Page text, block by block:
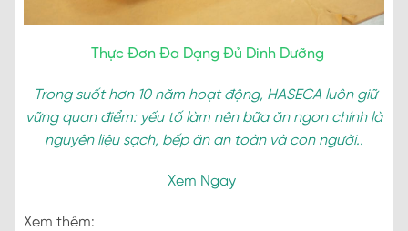
Thực Đơn Đa Dạng Đủ Dinh Dưỡng
Trong suốt hơn 10 năm hoạt động, HASECA luôn giữ
vững quan điểm: yếu tố làm nên bữa ăn ngon chính là
nguyên liệu sạch, bếp ăn an toàn và con người..
Xem Ngay
Xem thêm: